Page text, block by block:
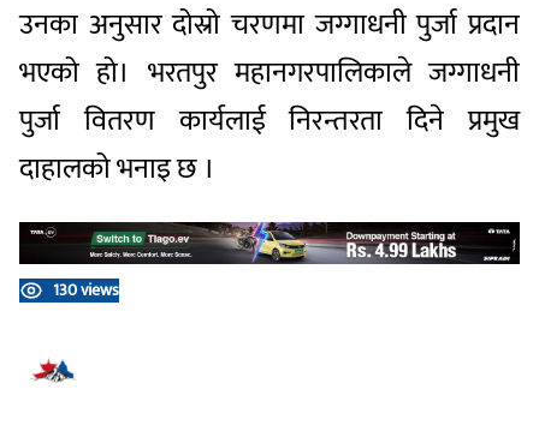
उनका अनुसार दोस्रो चरणमा जग्गाधनी पुर्जा प्रदान
भएको हो। भरतपुर महानगरपालिकाले जग्गाधनी
पुर्जा वितरण कार्यलाई निरन्तरता दिने प्रमुख
दाहालको भनाइ छ ।
130 views